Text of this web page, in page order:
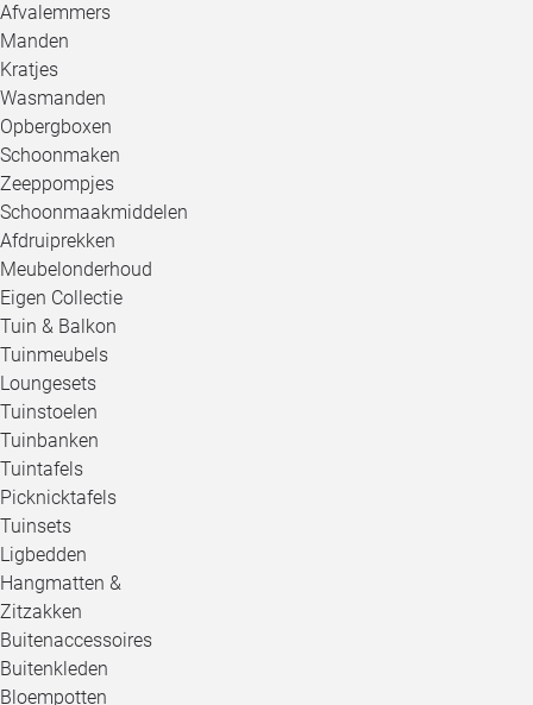
Afvalemmers
Manden
Kratjes
Wasmanden
Opbergboxen
Schoonmaken
Zeeppompjes
Schoonmaakmiddelen
Afdruiprekken
Meubelonderhoud
Eigen Collectie
Tuin & Balkon
Tuinmeubels
Loungesets
Tuinstoelen
Tuinbanken
Tuintafels
Picknicktafels
Tuinsets
Ligbedden
Hangmatten &
Zitzakken
Buitenaccessoires
Buitenkleden
Bloempotten